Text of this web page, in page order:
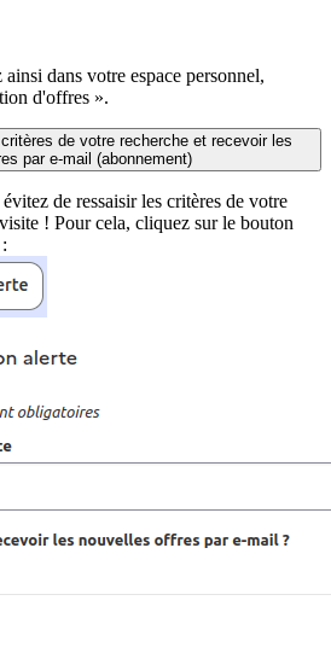
dans votre espace personnel,
d'offres ».
de votre recherche et recevoir les
par e-mail (abonnement)
de ressaisir les critères de votre
! Pour cela, cliquez sur le bouton